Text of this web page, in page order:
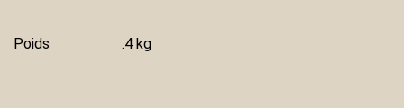
Poids .4 kg